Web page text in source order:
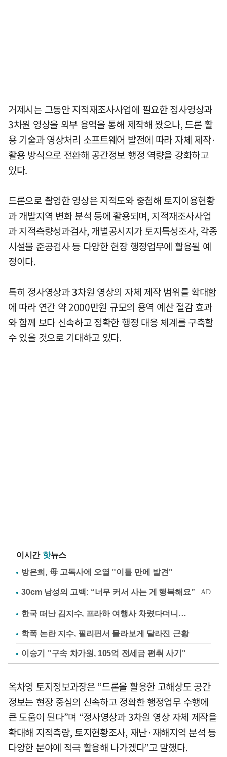
거제시는 그동안 지적재조사사업에 필요한 정사영상과
3차원 영상을 외부 용역을 통해 제작해 왔으나, 드론 활
용 기술과 영상처리 소프트웨어 발전에 따라 자체 제작·
활용 방식으로 전환해 공간정보 행정 역량을 강화하고
있다.
드론으로 촬영한 영상은 지적도와 중첩해 토지이용현황
과 개발지역 변화 분석 등에 활용되며, 지적재조사사업
과 지적측량성과검사, 개별공시지가 토지특성조사, 각종
시설물 준공검사 등 다양한 현장 행정업무에 활용될 예
정이다.
특히 정사영상과 3차원 영상의 자체 제작 범위를 확대함
에 따라 연간 약 2000만원 규모의 용역 예산 절감 효과
와 함께 보다 신속하고 정확한 행정 대응 체계를 구축할
수 있을 것으로 기대하고 있다.
이시간 핫뉴스
방은희, 母 고독사에 오열 "이틀 만에 발견"
한국 떠난 김지수, 프라하 여행사 차렸다더니…
학폭 논란 지수, 필리핀서 몰라보게 달라진 근황
이승기 "구속 차가원, 105억 전세금 편취 사기"
옥차영 토지정보과장은 “드론을 활용한 고해상도 공간
정보는 현장 중심의 신속하고 정확한 행정업무 수행에
큰 도움이 된다”며 “정사영상과 3차원 영상 자체 제작을
확대해 지적측량, 토지현황조사, 재난·재해지역 분석 등
다양한 분야에 적극 활용해 나가겠다”고 말했다.